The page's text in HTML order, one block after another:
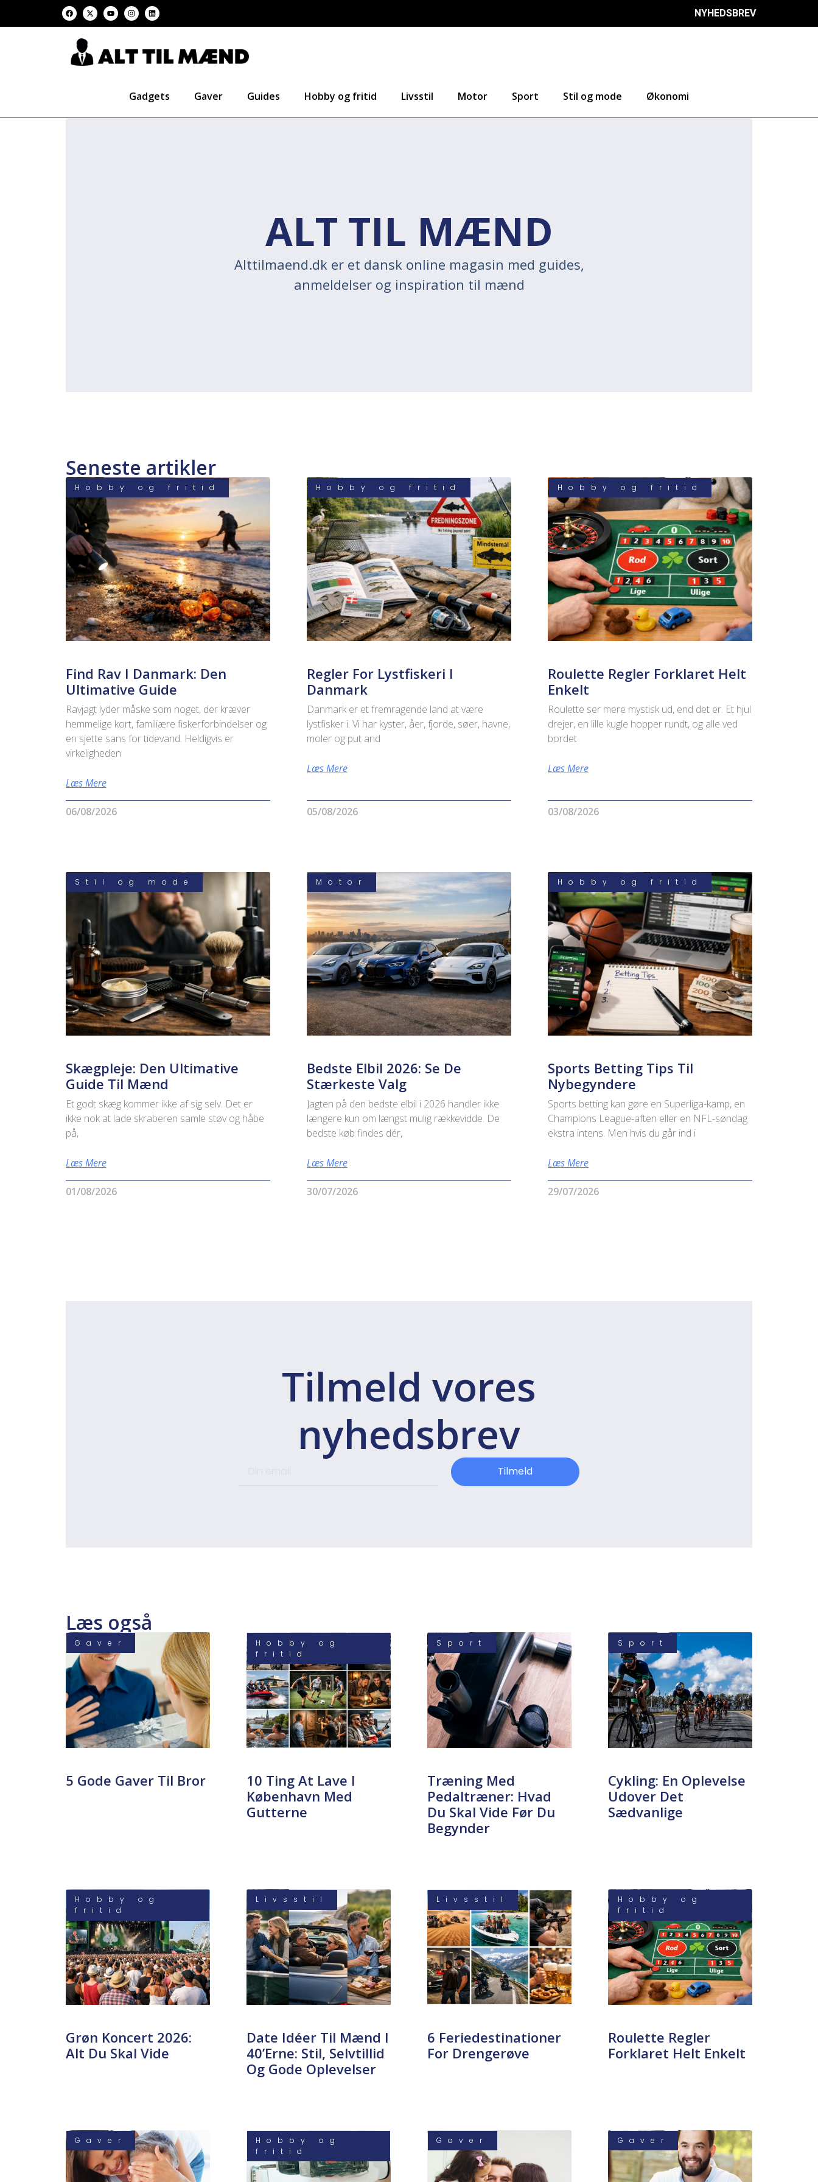
NYHEDSBREV
Gadgets Gaver Guides Hobby og fritid Livsstil Motor Sport Stil og mode Økonomi
ALT TIL MÆND
Alttilmaend.dk er et dansk online magasin med guides,
anmeldelser og inspiration til mænd
Seneste artikler
Hobby og fritid
Find Rav I Danmark: Den
Ultimative Guide
Ravjagt lyder måske som noget, der kræver
hemmelige kort, familiære fiskerforbindelser og
en sjette sans for tidevand. Heldigvis er
virkeligheden
Læs Mere
06/08/2026
Hobby og fritid
Regler For Lystfiskeri I
Danmark
Danmark er et fremragende land at være
lystfisker i. Vi har kyster, åer, fjorde, søer, havne,
moler og put and
Læs Mere
05/08/2026
Hobby og fritid
Roulette Regler Forklaret Helt
Enkelt
Roulette ser mere mystisk ud, end det er. Et hjul
drejer, en lille kugle hopper rundt, og alle ved
bordet
Læs Mere
03/08/2026
Stil og mode
Skægpleje: Den Ultimative
Guide Til Mænd
Et godt skæg kommer ikke af sig selv. Det er
ikke nok at lade skraberen samle støv og håbe
på,
Læs Mere
01/08/2026
Motor
Bedste Elbil 2026: Se De
Stærkeste Valg
Jagten på den bedste elbil i 2026 handler ikke
længere kun om længst mulig rækkevidde. De
bedste køb findes dér,
Læs Mere
30/07/2026
Hobby og fritid
Sports Betting Tips Til
Nybegyndere
Sports betting kan gøre en Superliga-kamp, en
Champions League-aften eller en NFL-søndag
ekstra intens. Men hvis du går ind i
Læs Mere
29/07/2026
Tilmeld vores
nyhedsbrev
Tilmeld
Læs også
Gaver
5 Gode Gaver Til Bror
Hobby og
fritid
10 Ting At Lave I
København Med
Gutterne
Sport
Træning Med
Pedaltræner: Hvad
Du Skal Vide Før Du
Begynder
Sport
Cykling: En Oplevelse
Udover Det
Sædvanlige
Hobby og
fritid
Grøn Koncert 2026:
Alt Du Skal Vide
Livsstil
Date Idéer Til Mænd I
40’erne: Stil, Selvtillid
Og Gode Oplevelser
Livsstil
6 Feriedestinationer
For Drengerøve
Hobby og
fritid
Roulette Regler
Forklaret Helt Enkelt
Gaver
Hobby og
fritid
Gaver Gaver